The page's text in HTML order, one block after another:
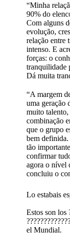
“Minha
90% do
Com alguns
evolução,
relação entre
intenso. E
forças: o
tranquilidade
Dá muita
“A margem
uma geração
muito
combinação
que o grupo
bem
tão
confirmar
agora o nível
concluiu o
Lo estabais
Estos son los
el Mundial.